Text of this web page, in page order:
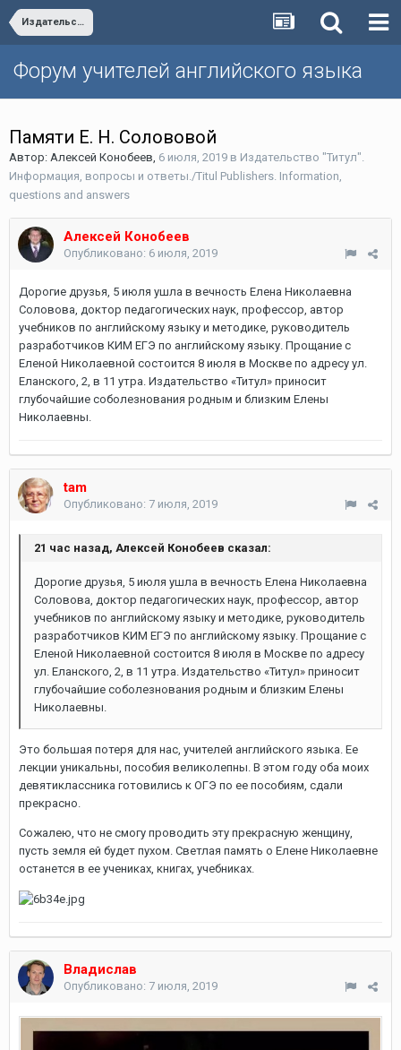
Издательство "Титул". Информация, вопросы и ответы./Titul Publishers. Information, questions and answers
Форум учителей английского языка
Памяти Е. Н. Солововой
Автор: Алексей Конобеев, 6 июля, 2019 в Издательство "Титул".
Информация, вопросы и ответы./Titul Publishers. Information,
questions and answers
Алексей Конобеев
Опубликовано: 6 июля, 2019
Дорогие друзья, 5 июля ушла в вечность Елена Николаевна
Соловова, доктор педагогических наук, профессор, автор
учебников по английскому языку и методике, руководитель
разработчиков КИМ ЕГЭ по английскому языку. Прощание с
Еленой Николаевной состоится 8 июля в Москве по адресу ул.
Еланского, 2, в 11 утра. Издательство «Титул» приносит
глубочайшие соболезнования родным и близким Елены
Николаевны.
tam
Опубликовано: 7 июля, 2019
21 час назад, Алексей Конобеев сказал:
Дорогие друзья, 5 июля ушла в вечность Елена Николаевна
Соловова, доктор педагогических наук, профессор, автор
учебников по английскому языку и методике, руководитель
разработчиков КИМ ЕГЭ по английскому языку. Прощание с
Еленой Николаевной состоится 8 июля в Москве по адресу
ул. Еланского, 2, в 11 утра. Издательство «Титул» приносит
глубочайшие соболезнования родным и близким Елены
Николаевны.
Это большая потеря для нас, учителей английского языка. Ее
лекции уникальны, пособия великолепны. В этом году оба моих
девятиклассника готовились к ОГЭ по ее пособиям, сдали
прекрасно.
Сожалею, что не смогу проводить эту прекрасную женщину,
пусть земля ей будет пухом. Светлая память о Елене Николаевне
останется в ее учениках, книгах, учебниках.
Владислав
Опубликовано: 7 июля, 2019